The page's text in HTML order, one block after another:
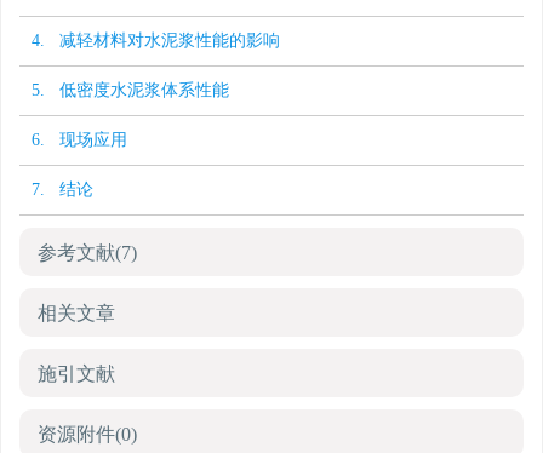
4. 减轻材料对水泥浆性能的影响
5. 低密度水泥浆体系性能
6. 现场应用
7. 结论
参考文献(7)
相关文章
施引文献
资源附件(0)